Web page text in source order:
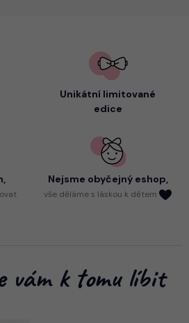
Unikátní limitované
edice
Nejsme obyčejný eshop,
vše děláme s láskou k dětem
vám k tomu líbit